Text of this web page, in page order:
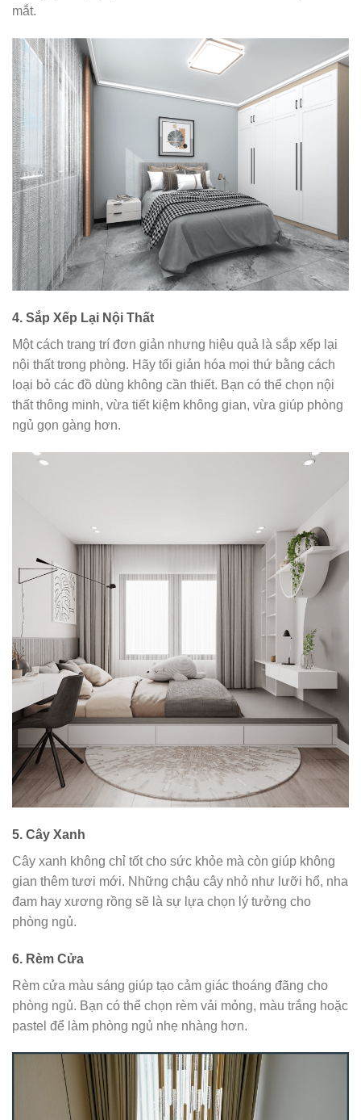
mắt.
4. Sắp Xếp Lại Nội Thất
Một cách trang trí đơn giản nhưng hiệu quả là sắp xếp lại
nội thất trong phòng. Hãy tối giản hóa mọi thứ bằng cách
loại bỏ các đồ dùng không cần thiết. Bạn có thể chọn nội
thất thông minh, vừa tiết kiệm không gian, vừa giúp phòng
ngủ gọn gàng hơn.
5. Cây Xanh
Cây xanh không chỉ tốt cho sức khỏe mà còn giúp không
gian thêm tươi mới. Những chậu cây nhỏ như lưỡi hổ, nha
đam hay xương rồng sẽ là sự lựa chọn lý tưởng cho
phòng ngủ.
6. Rèm Cửa
Rèm cửa màu sáng giúp tạo cảm giác thoáng đãng cho
phòng ngủ. Bạn có thể chọn rèm vải mỏng, màu trắng hoặc
pastel để làm phòng ngủ nhẹ nhàng hơn.